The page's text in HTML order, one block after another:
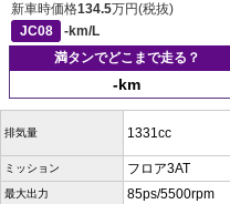
新車時価格134.5万円(税抜)
JC08
-km/L
満タンでどこまで走る？
-km
排気量 1331cc
ミッション フロア3AT
最大出力 85ps/5500rpm